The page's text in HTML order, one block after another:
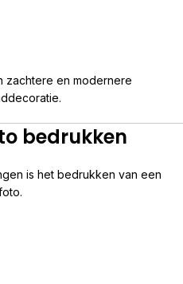
zachtere en modernere
bedrukken
is het bedrukken van een